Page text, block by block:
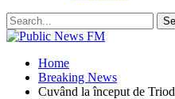
Home
Breaking News
Cuvând la început de Triod